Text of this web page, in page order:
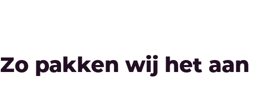
Zo pakken wij het aan